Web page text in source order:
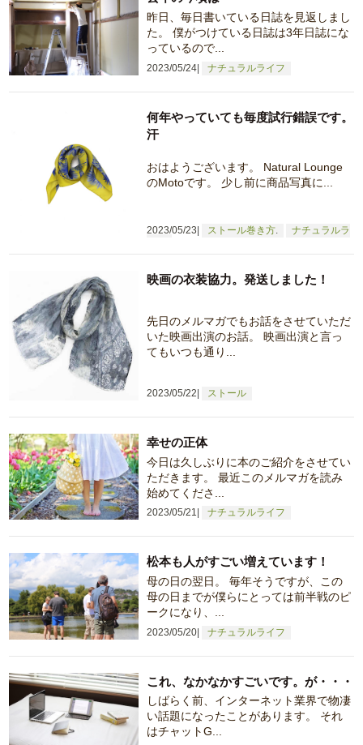
2023/05/24 ナチュラルライフ
昨日、毎日書いている日誌を見返しまし
た。 僕がつけている日誌は3年日誌にな
っているので...
2023/05/23 ストール巻き方
ナチュラルラ
何年やっていても毎度試行錯誤です。
汗
おはようございます。 Natural Lounge
のMotoです。 少し前に商品写真に...
2023/05/22 ストール
映画の衣装協力。発送しました！
先日のメルマガでもお話をさせていただ
いた映画出演のお話。 映画出演と言っ
てもいつも通り...
2023/05/21 ナチュラルライフ
幸せの正体
今日は久しぶりに本のご紹介をさせてい
ただきます。 最近このメルマガを読み
始めてくださ...
2023/05/20 ナチュラルライフ
松本も人がすごい増えています！
母の日の翌日。 毎年そうですが、この
母の日までが僕らにとっては前半戦のピ
ークになり、...
これ、なかなかすごいです。が・・・
しばらく前、インターネット業界で物凄
い話題になったことがあります。 それ
はチャットG...